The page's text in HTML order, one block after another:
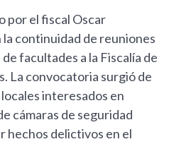
por el fiscal Oscar
la continuidad de reuniones
facultades a la Fiscalía de
La convocatoria surgió de
interesados en
cámaras de seguridad
hechos delictivos en el